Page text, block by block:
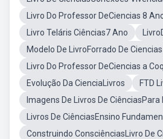
Livro Do Professor DeCiencias 8
Livro Teláris Ciências7 Ano
Modelo De LivroForrado De Ciencias
Livro Do Professor DeCiencias a
Evolução Da CienciaLivros
FTD
Imagens De Livros De
Livros De CiênciasEnsino
Construindo ConsciênciasLivro De